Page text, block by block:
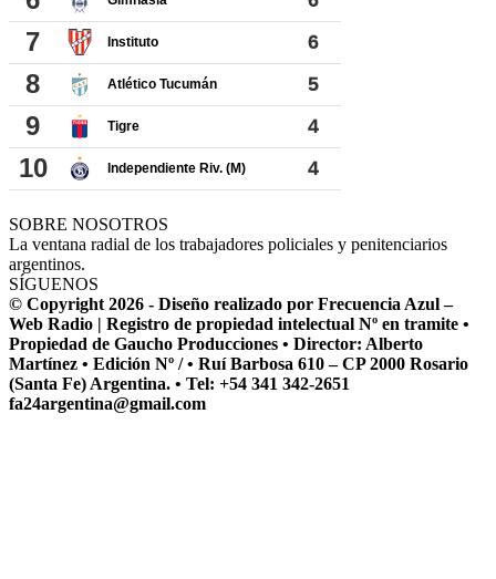
SOBRE NOSOTROS
La ventana radial de los trabajadores policiales y penitenciarios
argentinos.
SÍGUENOS
© Copyright 2026 - Diseño realizado por Frecuencia Azul –
Web Radio | Registro de propiedad intelectual Nº en tramite •
Propiedad de Gaucho Producciones • Director: Alberto
Martínez • Edición Nº / • Ruí Barbosa 610 – CP 2000 Rosario
(Santa Fe) Argentina. • Tel: +54 341 342-2651
fa24argentina@gmail.com